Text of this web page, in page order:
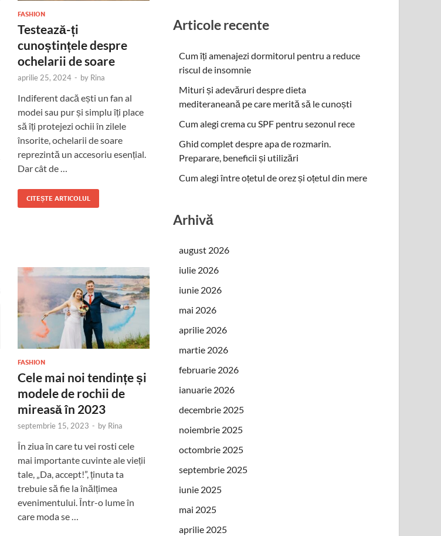
FASHION
Testează-ți
cunoștințele despre
ochelarii de soare
aprilie 25, 2024 - by Rina
Indiferent dacă ești un fan al
modei sau pur și simplu îți place
să îți protejezi ochii în zilele
însorite, ochelarii de soare
reprezintă un accesoriu esențial.
Dar cât de …
CITEȘTE ARTICOLUL
FASHION
Cele mai noi tendințe și
modele de rochii de
mireasă în 2023
septembrie 15, 2023 - by Rina
În ziua în care tu vei rosti cele
mai importante cuvinte ale vieții
tale, „Da, accept!”, ținuta ta
trebuie să fie la înălțimea
evenimentului. Într-o lume în
care moda se …
Articole recente
Cum îți amenajezi dormitorul pentru a reduce
riscul de insomnie
Mituri și adevăruri despre dieta
mediteraneană pe care merită să le cunoști
Cum alegi crema cu SPF pentru sezonul rece
Ghid complet despre apa de rozmarin.
Preparare, beneficii și utilizări
Cum alegi între oțetul de orez și oțetul din mere
Arhivă
august 2026
iulie 2026
iunie 2026
mai 2026
aprilie 2026
martie 2026
februarie 2026
ianuarie 2026
decembrie 2025
noiembrie 2025
octombrie 2025
septembrie 2025
iunie 2025
mai 2025
aprilie 2025